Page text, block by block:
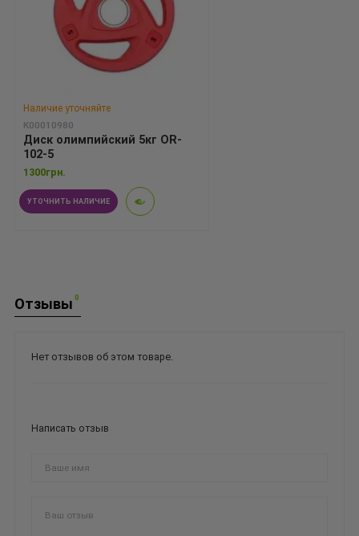
Наличие уточняйте
К00010980
Диск олимпийский 5кг OR-
102-5
1300грн.
УТОЧНИТЬ НАЛИЧИЕ
Отзывы 0
Нет отзывов об этом товаре.
Написать отзыв